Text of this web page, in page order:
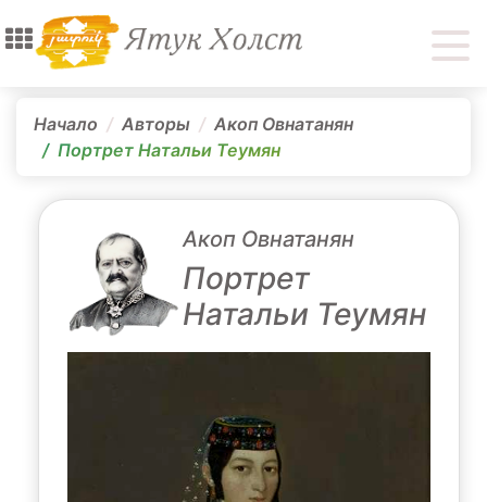
Начало Авторы
Акоп Овнатанян
Портрет Натальи Теумян
Акоп Овнатанян
Портрет
Натальи Теумян